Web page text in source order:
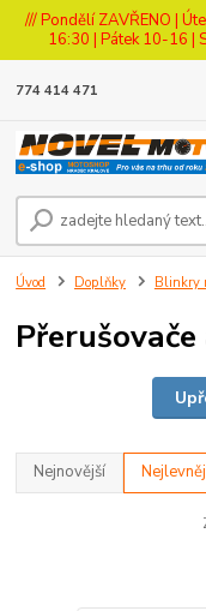
/// Pondělí ZAVŘENO |
16:30 | Pátek 10-16 |
774 414 471
Úvod Doplňky Blinkry
Nejnovější